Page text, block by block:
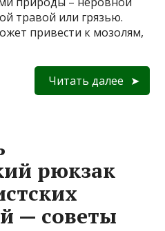
травой или грязью.
привести к мозолям,
Читать далее
рюкзак
— советы